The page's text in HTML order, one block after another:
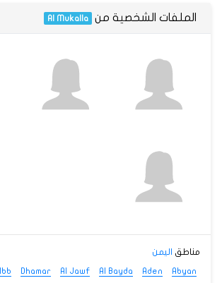
الملفات الشخصية من Al Mukalla
مناطق اليمن
Abyan
Aden
Al Bayda
Al Jawf
Dhamar
Ibb